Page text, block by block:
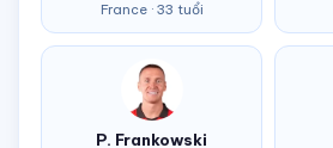
France · 33 tuổi
P. Frankowski